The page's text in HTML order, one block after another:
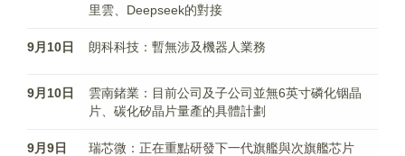
里雲、Deepseek的對接
9月10日 朗科科技：暫無涉及機器人業務
9月10日
雲南鍺業：目前公司及子公司並無6英寸磷化铟晶
片、碳化矽晶片量產的具體計劃
9月9日
瑞芯微：正在重點研發下一代旗艦與次旗艦芯片